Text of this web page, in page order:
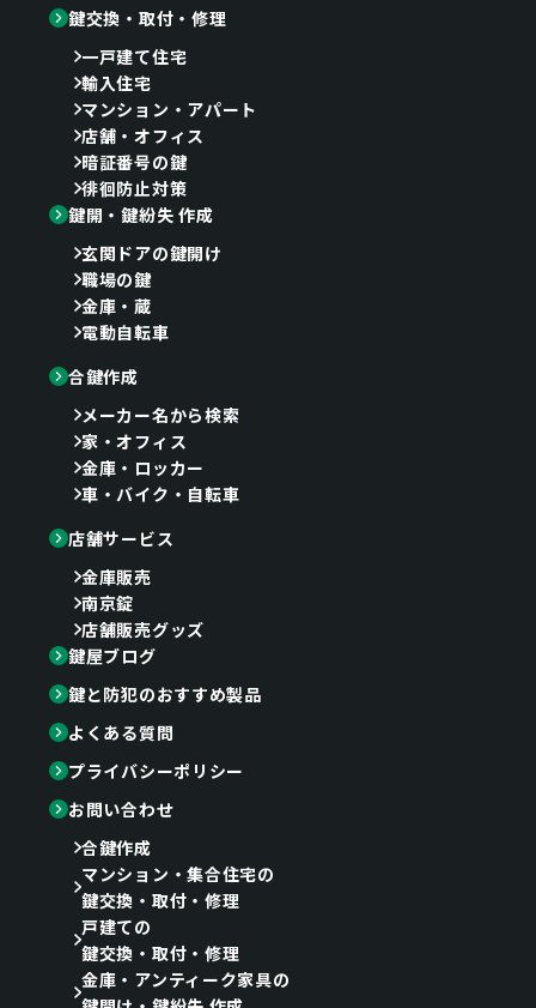
鍵交換・取付・修理
一戸建て住宅
輸入住宅
マンション・アパート
店舗・オフィス
暗証番号の鍵
徘徊防止対策
鍵開・鍵紛失 作成
玄関ドアの鍵開け
職場の鍵
金庫・蔵
電動自転車
合鍵作成
メーカー名から検索
家・オフィス
金庫・ロッカー
車・バイク・自転車
店舗サービス
金庫販売
南京錠
店舗販売グッズ
鍵屋ブログ
鍵と防犯のおすすめ製品
よくある質問
プライバシーポリシー
お問い合わせ
合鍵作成
マンション・集合住宅の
鍵交換・取付・修理
戸建ての
鍵交換・取付・修理
金庫・アンティーク家具の